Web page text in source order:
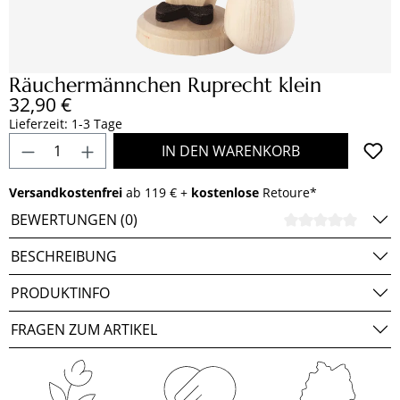
Räuchermännchen Ruprecht klein
Regulärer Preis:
32,90 €
Lieferzeit: 1-3 Tage
Produkt Anzahl: Gib den gewünschten
IN DEN WARENKORB
Versandkostenfrei ab 119 € + kostenlose Retoure*
BEWERTUNGEN (0)
BESCHREIBUNG
PRODUKTINFO
FRAGEN ZUM ARTIKEL